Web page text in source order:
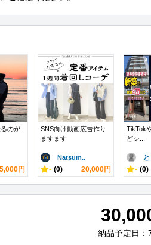
のが
5,000円
SNS向け動画広告作り
ますます
Natsum..
- (0) 20,000円
TikTok
どシ...
- (0)
納品予定日：